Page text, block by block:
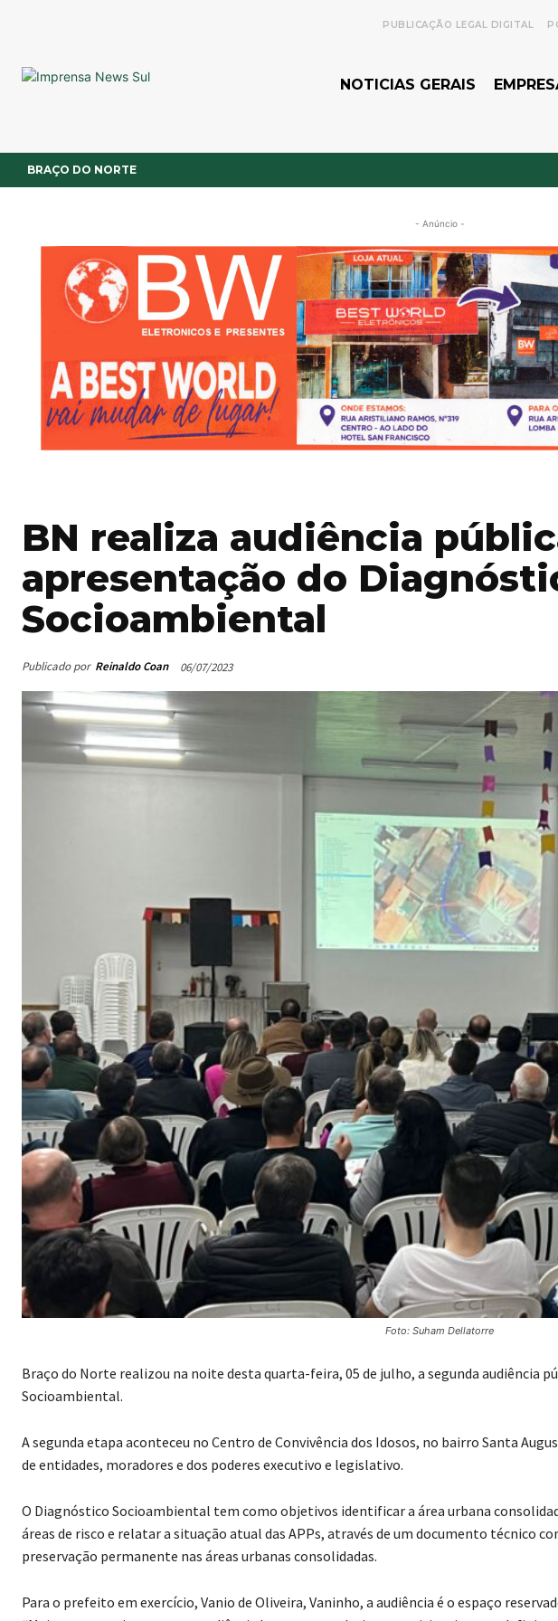
PUBLICAÇÃO LEGAL DIGITAL
NOTICIAS GERAIS
BRAÇO DO NORTE
- Anúncio -
BN realiza audiência
apresentação do
Socioambiental
Publicado por Reinaldo Coan 06/07/2023
Foto: Suham Dellatorre
Braço do Norte realizou na noite desta quarta-feira, 05 de julho, a segunda audiência
Socioambiental.
A segunda etapa aconteceu no Centro de Convivência dos Idosos, no bairro Santa
de entidades, moradores e dos poderes executivo e legislativo.
O Diagnóstico Socioambiental tem como objetivos identificar a área urbana
áreas de risco e relatar a situação atual das APPs, através de um documento técnico
preservação permanente nas áreas urbanas consolidadas.
Para o prefeito em exercício, Vanio de Oliveira, Vaninho, a audiência é o espaço